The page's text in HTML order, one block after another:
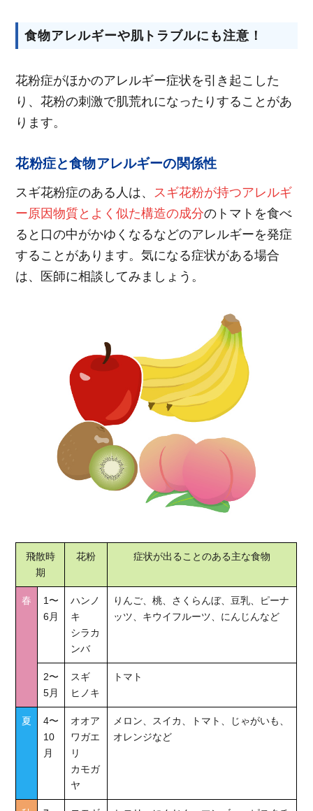
食物アレルギーや肌トラブルにも注意！
花粉症がほかのアレルギー症状を引き起こした
り、花粉の刺激で肌荒れになったりすることがあ
ります。
花粉症と食物アレルギーの関係性
スギ花粉症のある人は、
スギ花粉が持つアレルギ
ー原因物質とよく似た構造の成分のトマトを食べ
ると口の中がかゆくなるなどのアレルギーを発症
することがあります。気になる症状がある場合
は、医師に相談してみましょう。
飛散時
期
花粉 症状が出ることのある主な食物
春
1〜
6月
ハンノ
キ
シラカ
ンバ
りんご、桃、さくらんぼ、豆乳、ピーナ
ッツ、キウイフルーツ、にんじんなど
2〜
5月
スギ
ヒノキ
トマト
夏
4〜
10
月
オオア
ワガエ
リ
カモガ
ヤ
メロン、スイカ、トマト、じゃがいも、
オレンジなど